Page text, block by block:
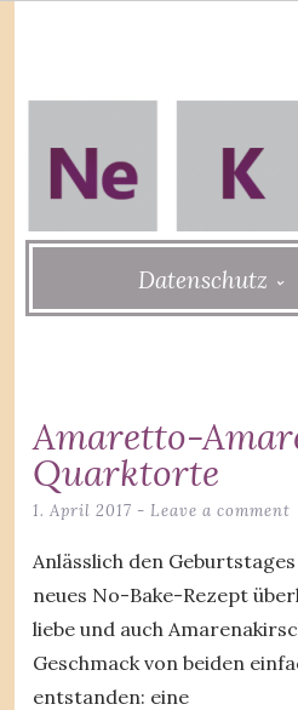
to
Datenschutz
Amaretto-
Quarktorte
1. April 2017 Leave a comment
Anlässlich den
neues No-Bake-Rezept
liebe und auch
Geschmack von beiden
entstanden: eine